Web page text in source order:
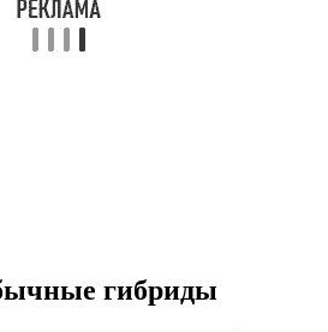
гибриды